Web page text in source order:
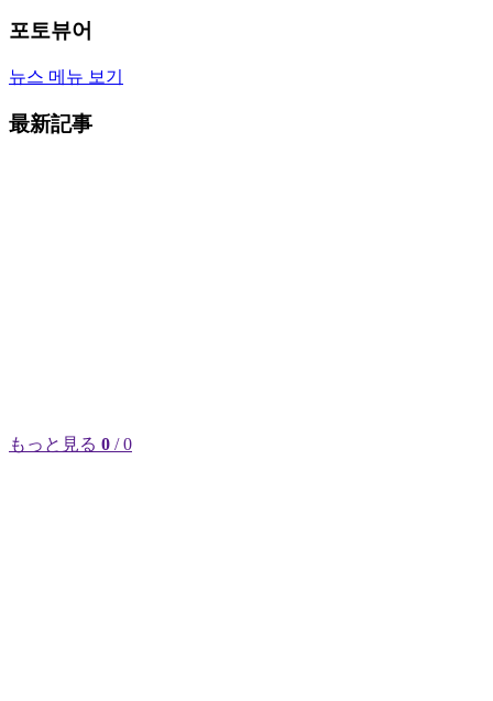
포토뷰어
뉴스 메뉴 보기
最新記事
もっと見る 0 / 0